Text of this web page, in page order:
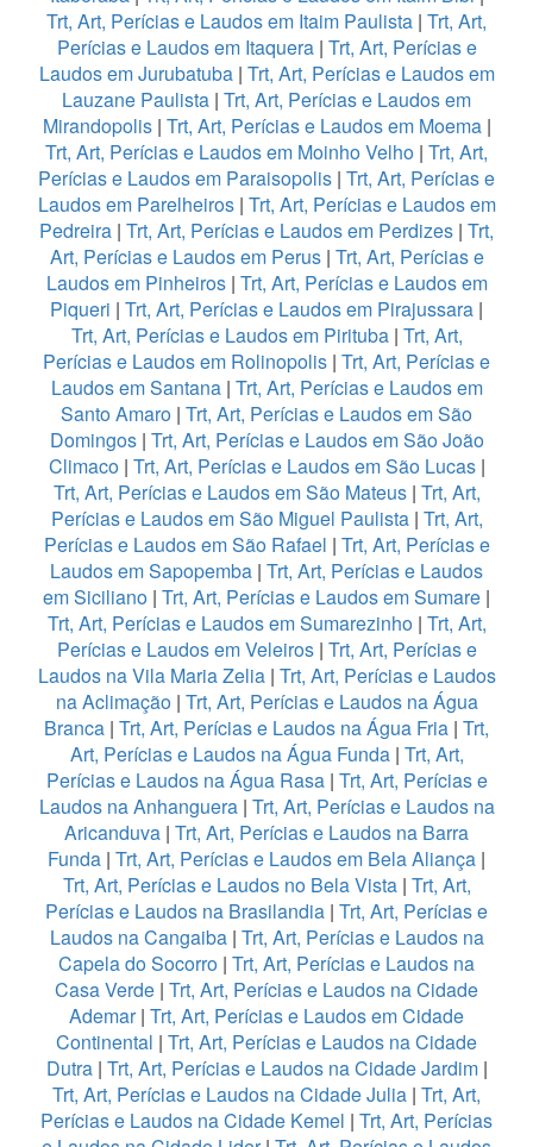
Trt, Art, Perícias e Laudos em Itaim Paulista | Trt, Art,
Perícias e Laudos em Itaquera| Trt, Art, Perícias e
Laudos em Jurubatuba| Trt, Art, Perícias e Laudos em
Lauzane Paulista | Trt, Art, Perícias e Laudos em
Mirandopolis| Trt, Art, Perícias e Laudos em Moema|
Trt, Art, Perícias e Laudos em Moinho Velho | Trt, Art,
Perícias e Laudos em Paraisopolis | Trt, Art, Perícias e
Laudos em Parelheiros| Trt, Art, Perícias e Laudos em
Pedreira | Trt, Art, Perícias e Laudos em Perdizes | Trt,
Art, Perícias e Laudos em Perus| Trt, Art, Perícias e
Laudos em Pinheiros| Trt, Art, Perícias e Laudos em
Piqueri | Trt, Art, Perícias e Laudos em Pirajussara |
Trt, Art, Perícias e Laudos em Pirituba| Trt, Art,
Perícias e Laudos em Rolinopolis | Trt, Art, Perícias e
Laudos em Santana| Trt, Art, Perícias e Laudos em
Santo Amaro | Trt, Art, Perícias e Laudos em São
Domingos| Trt, Art, Perícias e Laudos em São João
Climaco| Trt, Art, Perícias e Laudos em São Lucas|
Trt, Art, Perícias e Laudos em São Mateus | Trt, Art,
Perícias e Laudos em São Miguel Paulista| Trt, Art,
Perícias e Laudos em São Rafael | Trt, Art, Perícias e
Laudos em Sapopemba | Trt, Art, Perícias e Laudos
em Siciliano | Trt, Art, Perícias e Laudos em Sumare |
Trt, Art, Perícias e Laudos em Sumarezinho| Trt, Art,
Perícias e Laudos em Veleiros| Trt, Art, Perícias e
Laudos na Vila Maria Zelia| Trt, Art, Perícias e Laudos
na Aclimação| Trt, Art, Perícias e Laudos na Água
Branca | Trt, Art, Perícias e Laudos na Água Fria | Trt,
Art, Perícias e Laudos na Água Funda| Trt, Art,
Perícias e Laudos na Água Rasa | Trt, Art, Perícias e
Laudos na Anhanguera| Trt, Art, Perícias e Laudos na
Aricanduva | Trt, Art, Perícias e Laudos na Barra
Funda | Trt, Art, Perícias e Laudos em Bela Aliança |
Trt, Art, Perícias e Laudos no Bela Vista| Trt, Art,
Perícias e Laudos na Brasilandia | Trt, Art, Perícias e
Laudos na Cangaiba| Trt, Art, Perícias e Laudos na
Capela do Socorro | Trt, Art, Perícias e Laudos na
Casa Verde | Trt, Art, Perícias e Laudos na Cidade
Ademar| Trt, Art, Perícias e Laudos em Cidade
Continental | Trt, Art, Perícias e Laudos na Cidade
Dutra | Trt, Art, Perícias e Laudos na Cidade Jardim|
Trt, Art, Perícias e Laudos na Cidade Julia | Trt, Art,
Perícias e Laudos na Cidade Kemel | Trt, Art, Perícias